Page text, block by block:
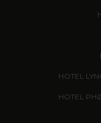
HOTEL
HOTEL